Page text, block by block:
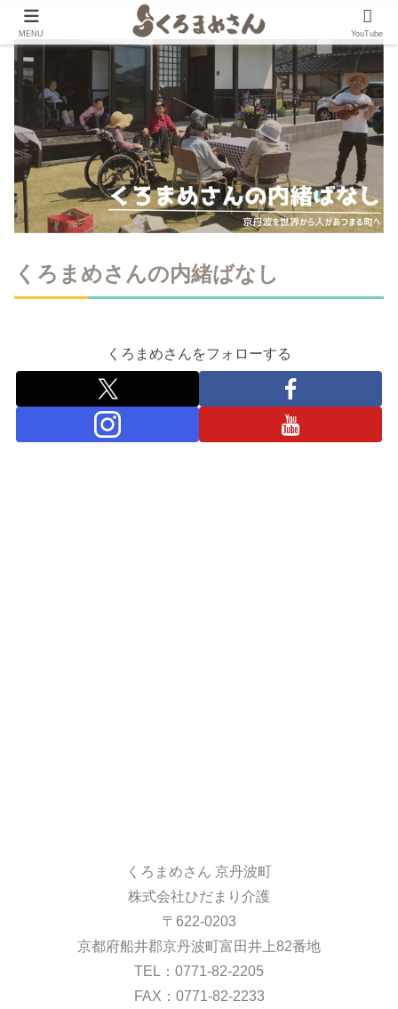
くろまめさんの内緒ばなし
くろまめさんをフォローする
くろまめさん 京丹波町
株式会社ひだまり介護
〒622-0203
京都府船井郡京丹波町富田井上82番地
TEL：0771-82-2205
FAX：0771-82-2233
MENU YouTube